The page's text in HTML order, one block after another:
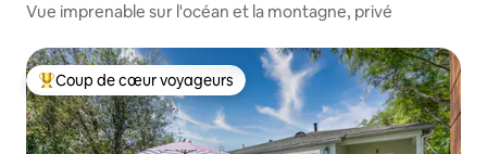
Vue imprenable sur l'océan et la montagne, privé
Coups de cœur voyageurs les plus appréciés
Coup de cœur voyageurs